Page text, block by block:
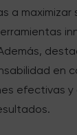
a maximizar
en
efectivas